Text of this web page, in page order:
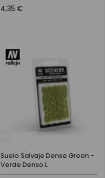
4,35 €
Suelo Salvaje Dense Green -
Verde Denso L